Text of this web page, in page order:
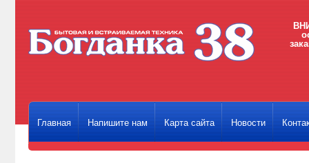
Главная Напишите нам Карта сайта Новости